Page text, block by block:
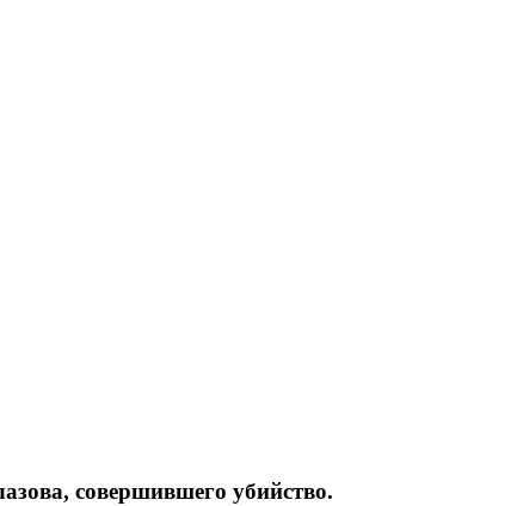
совершившего убийство.